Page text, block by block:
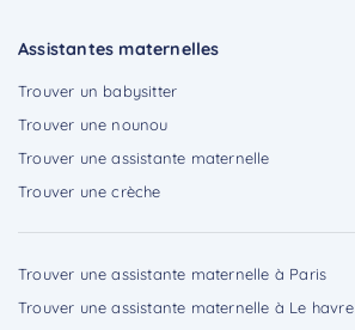
Assistantes maternelles
Trouver un babysitter
Trouver une nounou
Trouver une assistante maternelle
Trouver une crèche
Trouver une assistante maternelle à Paris
Trouver une assistante maternelle à Le havre